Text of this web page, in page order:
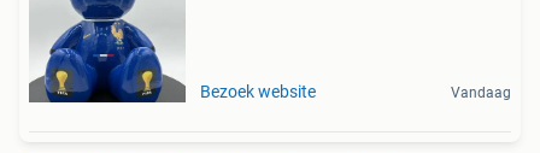
Bezoek website Vandaag